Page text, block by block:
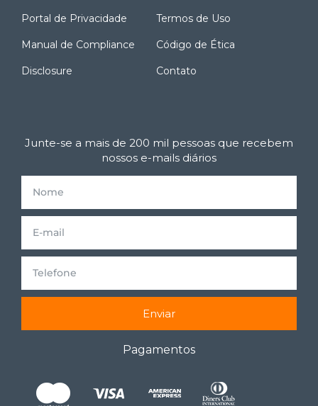
Portal de Privacidade Termos de Uso
Manual de Compliance Código de Ética
Disclosure Contato
Junte-se a mais de 200 mil pessoas que recebem
nossos e-mails diários
Enviar
Pagamentos